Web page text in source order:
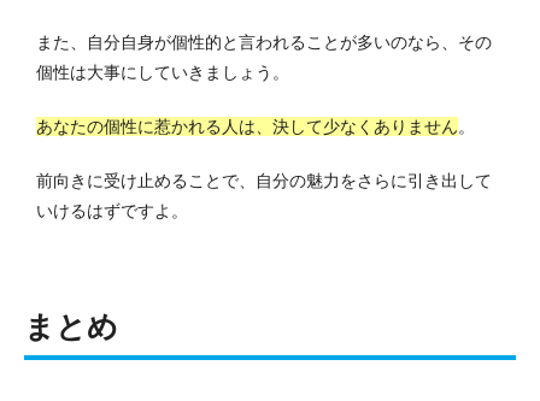
また、自分自身が個性的と言われることが多いのなら、その
個性は大事にしていきましょう。
あなたの個性に惹かれる人は、決して少なくありません。
前向きに受け止めることで、自分の魅力をさらに引き出して
いけるはずですよ。
まとめ